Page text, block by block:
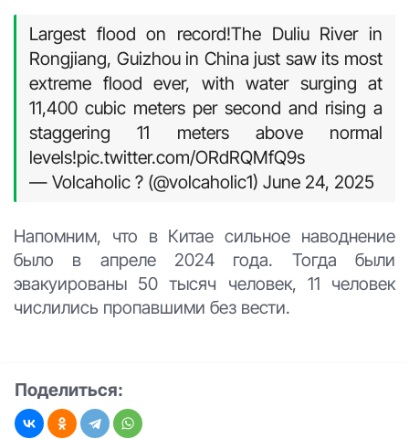
Largest flood on record!The Duliu River in
Rongjiang, Guizhou in China just saw its most
extreme flood ever, with water surging at
11,400 cubic meters per second and rising a
staggering 11 meters above normal
levels!pic.twitter.com/ORdRQMfQ9s
— Volcaholic ? (@volcaholic1) June 24, 2025
Напомним, что в Китае сильное наводнение
было в апреле 2024 года. Тогда были
эвакуированы 50 тысяч человек, 11 человек
числились пропавшими без вести.
Поделиться: